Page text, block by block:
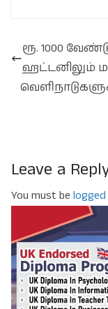
ரூ. 1000
ஹட்டனிலும்
Leave a
You must be logged